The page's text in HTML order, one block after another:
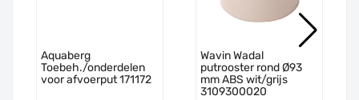
Aquaberg
Toebeh./onderdelen
voor afvoerput 171172
Wavin Wadal
putrooster rond Ø93
mm ABS wit/grijs
3109300020